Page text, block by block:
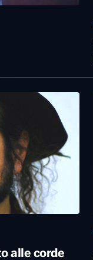
alle corde